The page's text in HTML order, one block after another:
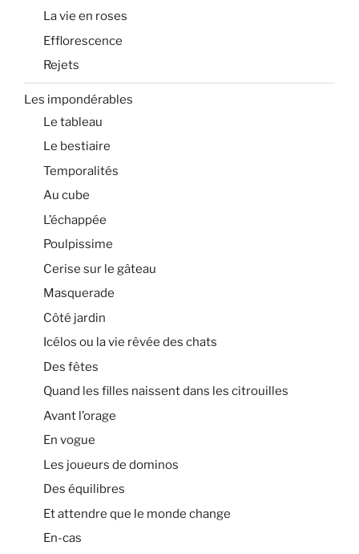
La vie en roses
Efflorescence
Rejets
Les impondérables
Le tableau
Le bestiaire
Temporalités
Au cube
L’échappée
Poulpissime
Cerise sur le gâteau
Masquerade
Côté jardin
Icélos ou la vie rêvée des chats
Des fêtes
Quand les filles naissent dans les citrouilles
Avant l’orage
En vogue
Les joueurs de dominos
Des équilibres
Et attendre que le monde change
En-cas